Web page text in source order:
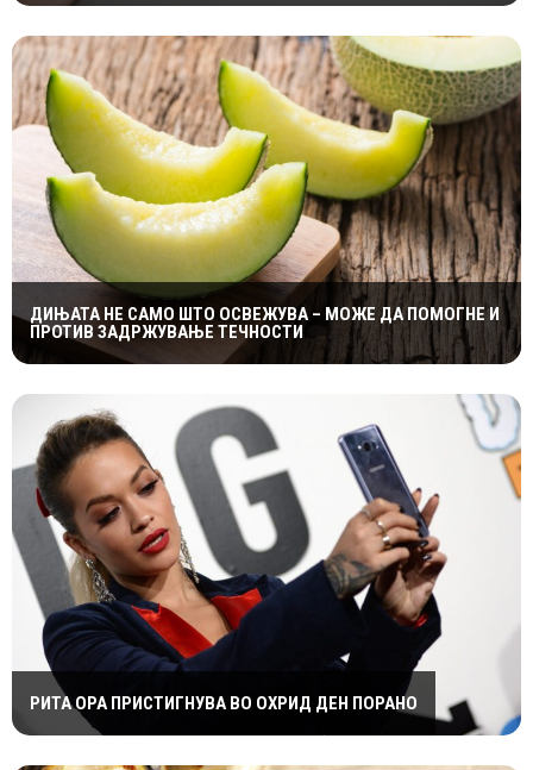
ДИЊАТА НЕ САМО ШТО ОСВЕЖУВА – МОЖЕ ДА ПОМОГНЕ И
ПРОТИВ ЗАДРЖУВАЊЕ ТЕЧНОСТИ
РИТА ОРА ПРИСТИГНУВА ВО ОХРИД ДЕН ПОРАНО